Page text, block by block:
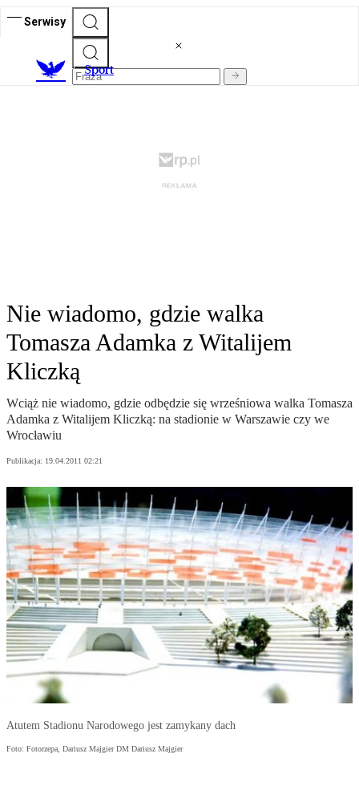
Serwisy
Sport
Nie wiadomo, gdzie walka
Tomasza Adamka z Witalijem
Kliczką
Wciąż nie wiadomo, gdzie odbędzie się wrześniowa walka Tomasza
Adamka z Witalijem Kliczką: na stadionie w Warszawie czy we
Wrocławiu
Publikacja: 19.04.2011 02:21
Atutem Stadionu Narodowego jest zamykany dach
Foto: Fotorzepa, Dariusz Majgier DM Dariusz Majgier